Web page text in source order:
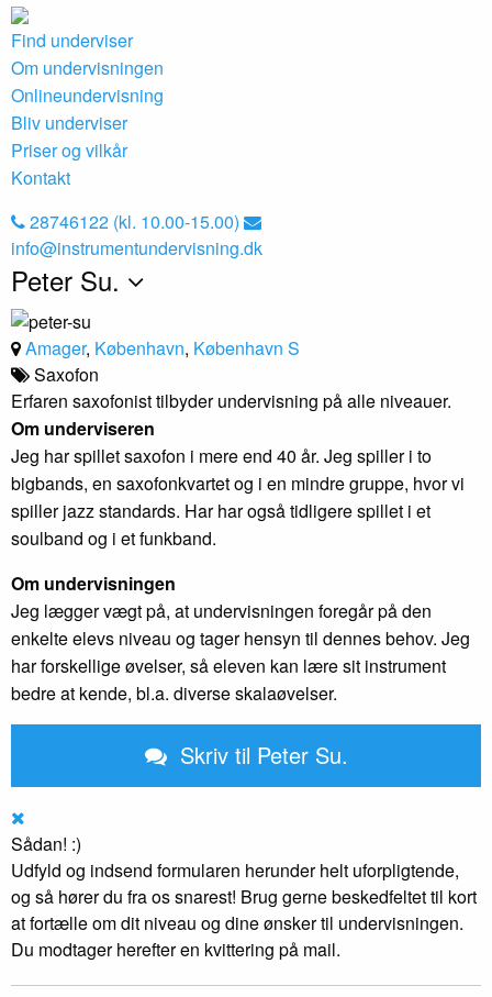
Find underviser
Om undervisningen
Onlineundervisning
Bliv underviser
Priser og vilkår
Kontakt
28746122 (kl. 10.00-15.00)
info@instrumentundervisning.dk
Peter Su.
Amager, København, København S
Saxofon
Erfaren saxofonist tilbyder undervisning på alle niveauer.
Om underviseren
Jeg har spillet saxofon i mere end 40 år. Jeg spiller i to
bigbands, en saxofonkvartet og i en mindre gruppe, hvor vi
spiller jazz standards. Har har også tidligere spillet i et
soulband og i et funkband.
Om undervisningen
Jeg lægger vægt på, at undervisningen foregår på den
enkelte elevs niveau og tager hensyn til dennes behov. Jeg
har forskellige øvelser, så eleven kan lære sit instrument
bedre at kende, bl.a. diverse skalaøvelser.
Skriv til Peter Su.
Sådan! :)
Udfyld og indsend formularen herunder helt uforpligtende,
og så hører du fra os snarest! Brug gerne beskedfeltet til kort
at fortælle om dit niveau og dine ønsker til undervisningen.
Du modtager herefter en kvittering på mail.